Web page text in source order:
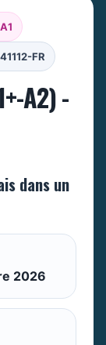
FR
A2) -
dans un
2026